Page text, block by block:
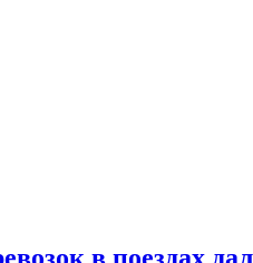
в поездах